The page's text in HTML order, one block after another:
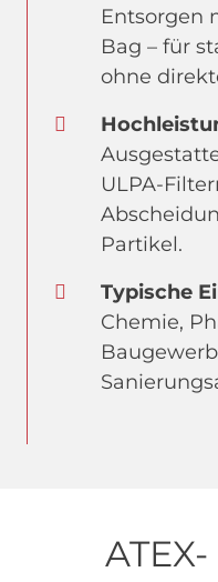
Entsorgen
Bag – für
ohne
ULPA-
Partikel.
Typische
Chemie,